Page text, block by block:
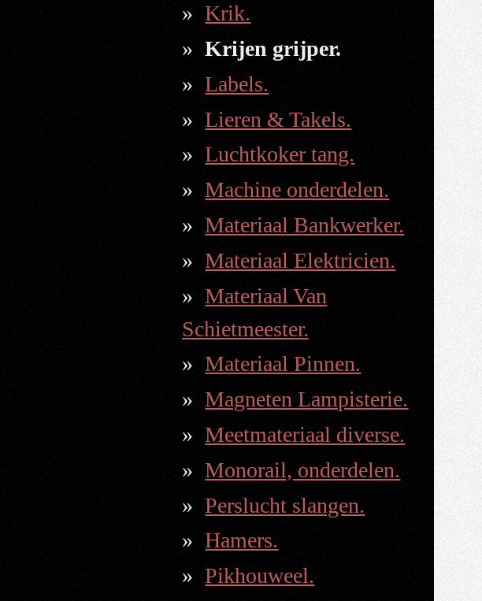
Krik.
Krijen grijper.
Labels.
Lieren & Takels.
Luchtkoker tang.
Machine onderdelen.
Materiaal Bankwerker.
Materiaal Elektricien.
Materiaal Van
Schietmeester.
Materiaal Pinnen.
Magneten Lampisterie.
Meetmateriaal diverse.
Monorail, onderdelen.
Perslucht slangen.
Hamers.
Pikhouweel.